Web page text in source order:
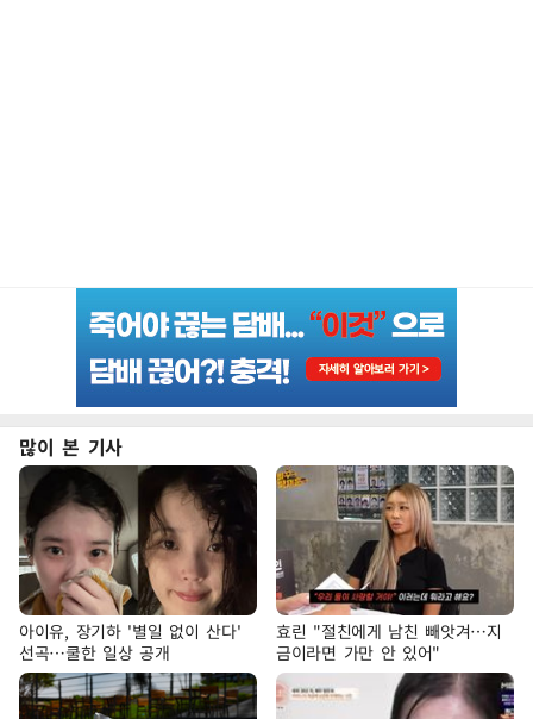
많이 본 기사
아이유, 장기하 '별일 없이 산다'
선곡…쿨한 일상 공개
효린 "절친에게 남친 빼앗겨…지
금이라면 가만 안 있어"